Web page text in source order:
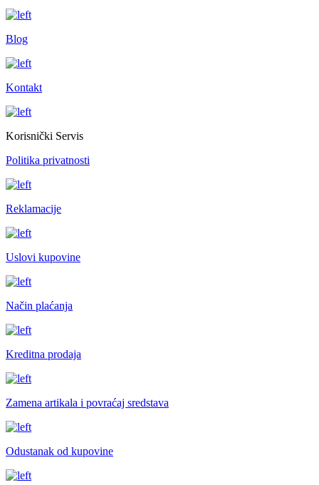
Blog
Kontakt
Korisnički Servis
Politika privatnosti
Reklamacije
Uslovi kupovine
Način plaćanja
Kreditna prodaja
Zamena artikala i povraćaj sredstava
Odustanak od kupovine